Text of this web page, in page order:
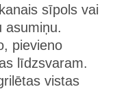
sīpols vai
asumiņu.
pievieno
līdzsvaram.
vistas